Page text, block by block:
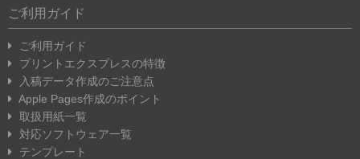
ご利用ガイド
ご利用ガイド
プリントエクスプレスの特徴
入稿データ作成のご注意点
Apple Pages作成のポイント
取扱用紙一覧
対応ソフトウェア一覧
テンプレート